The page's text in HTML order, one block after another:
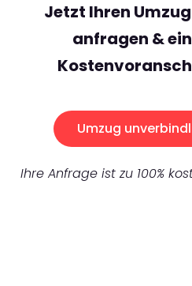
Jetzt Ihren
anfragen &
Umzug
Ihre Anfrage ist zu 100%